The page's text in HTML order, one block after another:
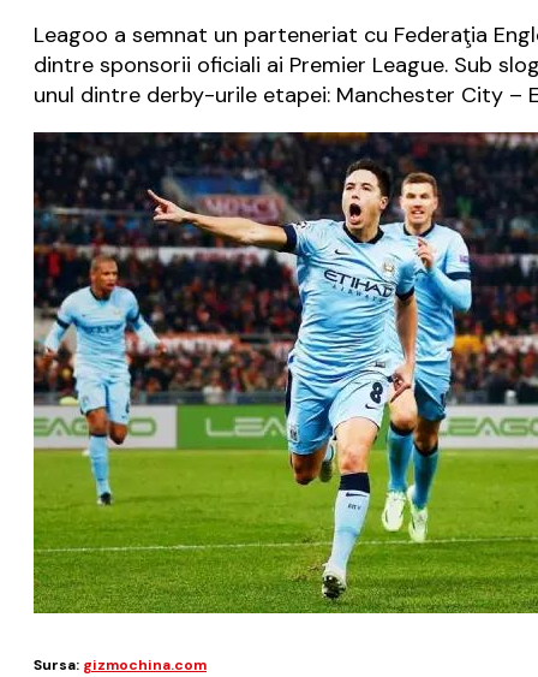
Leagoo a semnat un parteneriat cu Federaţia
dintre sponsorii oficiali ai Premier League. Sub
unul dintre derby-urile etapei: Manchester City –
Sursa: gizmochina.com